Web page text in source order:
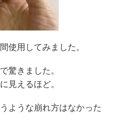
使用してみました。
驚きました。
見えるほど。
ような崩れ方はなかった